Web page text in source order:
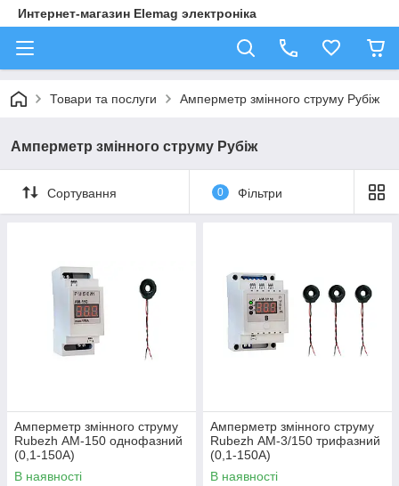
Интернет-магазин Elemag электроніка
Товари та послуги Амперметр змінного струму Рубіж
Амперметр змінного струму Рубіж
Сортування 0 Фільтри
Амперметр змінного струму
Rubezh АМ-150 однофазний
(0,1-150А)
В наявності
Амперметр змінного струму
Rubezh АМ-3/150 трифазний
(0,1-150А)
В наявності